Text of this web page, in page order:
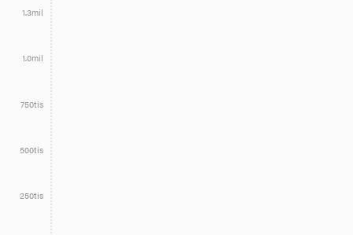
250tis
500tis
750tis
1.0mil
1.3mil